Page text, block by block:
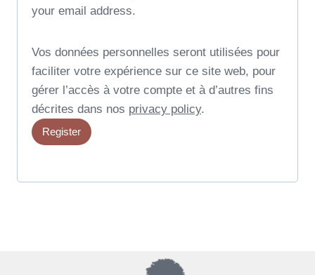
i
d
your email address.
Vos données personnelles seront utilisées pour
faciliter votre expérience sur ce site web, pour
gérer l’accès à votre compte et à d’autres fins
décrites dans nos privacy policy.
Register